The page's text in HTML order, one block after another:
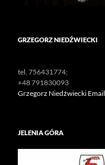
GRZEGORZ NIEDŹWIECKI
tel. 756431774;
+48 791830093
Grzegorz Niedźwiecki Email
JELENIA GÓRA